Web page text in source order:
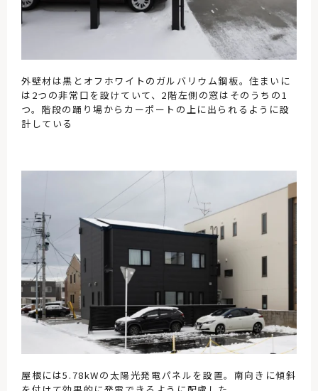
外壁材は黒とオフホワイトのガルバリウム鋼板。住まいに
は2つの非常口を設けていて、2階左側の窓はそのうちの1
つ。階段の踊り場からカーポートの上に出られるように設
計している
屋根には5.78kWの太陽光発電パネルを設置。南向きに傾斜